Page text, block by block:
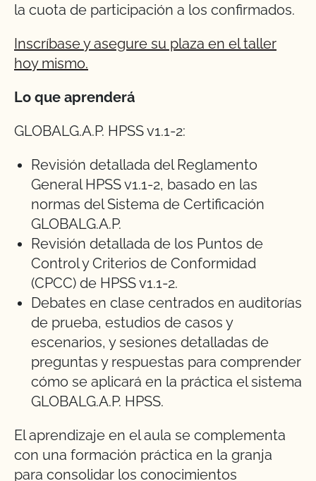
la cuota de participación a los confirmados.
Inscríbase y asegure su plaza en el taller
hoy mismo.
Lo que aprenderá
GLOBALG.A.P. HPSS v1.1-2:
Revisión detallada del Reglamento
General HPSS v1.1-2, basado en las
normas del Sistema de Certificación
GLOBALG.A.P.
Revisión detallada de los Puntos de
Control y Criterios de Conformidad
(CPCC) de HPSS v1.1-2.
Debates en clase centrados en auditorías
de prueba, estudios de casos y
escenarios, y sesiones detalladas de
preguntas y respuestas para comprender
cómo se aplicará en la práctica el sistema
GLOBALG.A.P. HPSS.
El aprendizaje en el aula se complementa
con una formación práctica en la granja
para consolidar los conocimientos